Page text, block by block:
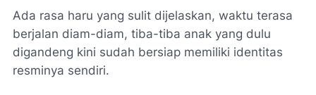
Ada rasa haru yang sulit dijelaskan, waktu terasa
berjalan diam-diam, tiba-tiba anak yang dulu
digandeng kini sudah bersiap memiliki identitas
resminya sendiri.